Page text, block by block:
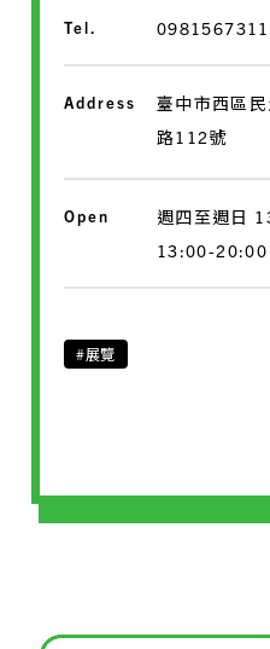
Tel. 0981567311
Address
臺中市西區
路112號
Open
週四至週日
13:00-20:00
#展覽